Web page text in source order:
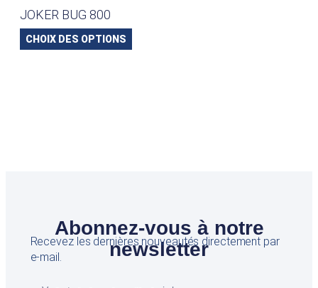
JOKER BUG 800
CHOIX DES OPTIONS
Abonnez-vous à notre
newsletter
Recevez les dernières nouveautés directement par
e-mail.